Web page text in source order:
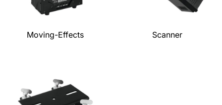
Moving-Effects Scanner